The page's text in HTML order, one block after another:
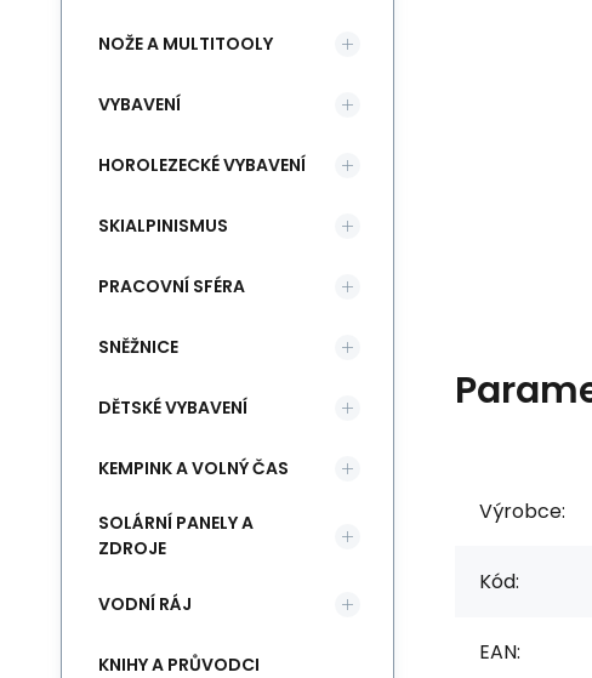
Výrobce:
Kód:
EAN:
NOŽE A MULTITOOLY
VYBAVENÍ
HOROLEZECKÉ VYBAVENÍ
SKIALPINISMUS
PRACOVNÍ SFÉRA
SNĚŽNICE
DĚTSKÉ VYBAVENÍ
KEMPINK A VOLNÝ ČAS
SOLÁRNÍ PANELY A
ZDROJE
VODNÍ RÁJ
KNIHY A PRŮVODCI